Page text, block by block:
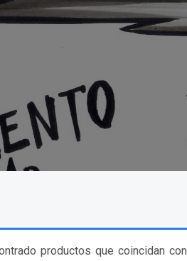
productos que coincidan